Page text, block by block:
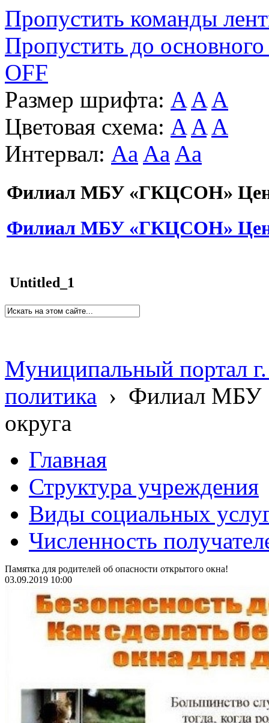
Пропустить команды
Пропустить до основного
OFF
Размер шрифта: A A A
Цветовая схема: A A A
Интервал: Aa Aa Aa
Филиал МБУ «ГКЦСОН»
Филиал МБУ «ГКЦСОН»
Untitled_1
Муниципальный портал
политика › Филиал МБУ
округа
Главная
Структура учреждения
Виды социальных
Численность
Памятка для родителей об опасности открытого окна!
03.09.2019 10:00